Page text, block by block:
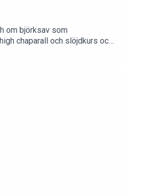
om björksav som
chaparall och slöjdkurs och